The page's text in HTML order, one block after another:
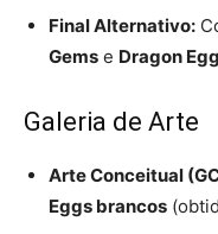
Final Alternativo:
Gems e Dragon
Galeria de Arte
Arte Conceitual
Eggs brancos